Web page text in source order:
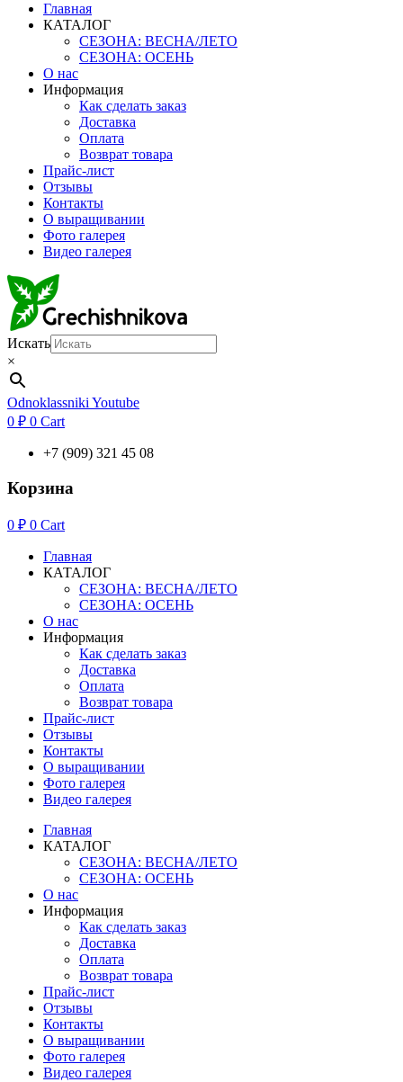
Главная
КАТАЛОГ
СЕЗОНА: ВЕСНА/ЛЕТО
СЕЗОНА: ОСЕНЬ
О нас
Информация
Как сделать заказ
Доставка
Оплата
Возврат товара
Прайс-лист
Отзывы
Контакты
О выращивании
Фото галерея
Видео галерея
Искать
×
Odnoklassniki Youtube
0 ₽ 0 Cart
+7 (909) 321 45 08
Корзина
0 ₽ 0 Cart
Главная
КАТАЛОГ
СЕЗОНА: ВЕСНА/ЛЕТО
СЕЗОНА: ОСЕНЬ
О нас
Информация
Как сделать заказ
Доставка
Оплата
Возврат товара
Прайс-лист
Отзывы
Контакты
О выращивании
Фото галерея
Видео галерея
Главная
КАТАЛОГ
СЕЗОНА: ВЕСНА/ЛЕТО
СЕЗОНА: ОСЕНЬ
О нас
Информация
Как сделать заказ
Доставка
Оплата
Возврат товара
Прайс-лист
Отзывы
Контакты
О выращивании
Фото галерея
Видео галерея